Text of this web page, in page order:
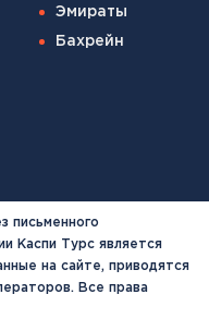
Эмираты
Бахрейн
письменного
Каспи Турс является
на сайте, приводятся
Все права